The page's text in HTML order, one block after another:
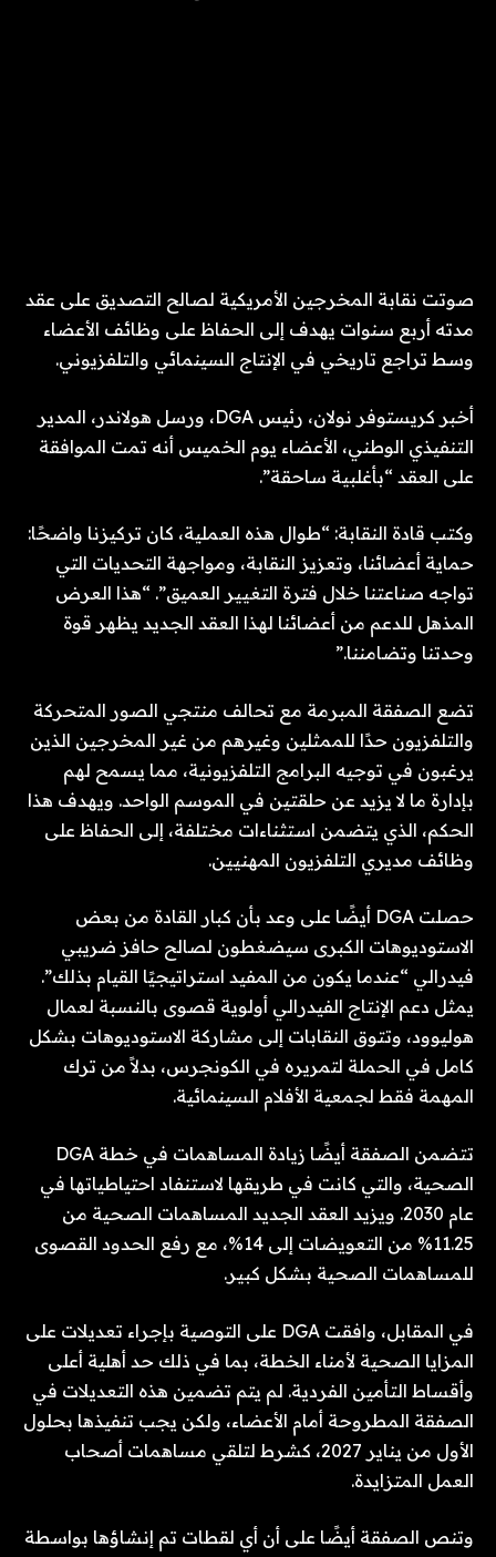
صوتت نقابة المخرجين الأمريكية لصالح التصديق على عقد
مدته أربع سنوات يهدف إلى الحفاظ على وظائف الأعضاء
وسط تراجع تاريخي في الإنتاج السينمائي والتلفزيوني.
أخبر كريستوفر نولان، رئيس DGA، ورسل هولاندر، المدير
التنفيذي الوطني، الأعضاء يوم الخميس أنه تمت الموافقة
على العقد “بأغلبية ساحقة”.
وكتب قادة النقابة: “طوال هذه العملية، كان تركيزنا واضحًا:
حماية أعضائنا، وتعزيز النقابة، ومواجهة التحديات التي
تواجه صناعتنا خلال فترة التغيير العميق”. “هذا العرض
المذهل للدعم من أعضائنا لهذا العقد الجديد يظهر قوة
وحدتنا وتضامننا.”
تضع الصفقة المبرمة مع تحالف منتجي الصور المتحركة
والتلفزيون حدًا للممثلين وغيرهم من غير المخرجين الذين
يرغبون في توجيه البرامج التلفزيونية، مما يسمح لهم
بإدارة ما لا يزيد عن حلقتين في الموسم الواحد. ويهدف هذا
الحكم، الذي يتضمن استثناءات مختلفة، إلى الحفاظ على
وظائف مديري التلفزيون المهنيين.
حصلت DGA أيضًا على وعد بأن كبار القادة من بعض
الاستوديوهات الكبرى سيضغطون لصالح حافز ضريبي
فيدرالي “عندما يكون من المفيد استراتيجيًا القيام بذلك”.
يمثل دعم الإنتاج الفيدرالي أولوية قصوى بالنسبة لعمال
هوليوود، وتتوق النقابات إلى مشاركة الاستوديوهات بشكل
كامل في الحملة لتمريره في الكونجرس، بدلاً من ترك
المهمة فقط لجمعية الأفلام السينمائية.
تتضمن الصفقة أيضًا زيادة المساهمات في خطة DGA
الصحية، والتي كانت في طريقها لاستنفاد احتياطياتها في
عام 2030. ويزيد العقد الجديد المساهمات الصحية من
11.25% من التعويضات إلى 14%، مع رفع الحدود القصوى
للمساهمات الصحية بشكل كبير.
في المقابل، وافقت DGA على التوصية بإجراء تعديلات على
المزايا الصحية لأمناء الخطة، بما في ذلك حد أهلية أعلى
وأقساط التأمين الفردية. لم يتم تضمين هذه التعديلات في
الصفقة المطروحة أمام الأعضاء، ولكن يجب تنفيذها بحلول
الأول من يناير 2027، كشرط لتلقي مساهمات أصحاب
العمل المتزايدة.
وتنص الصفقة أيضًا على أن أي لقطات تم إنشاؤها بواسطة